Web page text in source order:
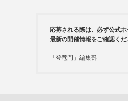
応募される際は、必ず公式
最新の開催情報をご確認くだ
「登竜門」編集部